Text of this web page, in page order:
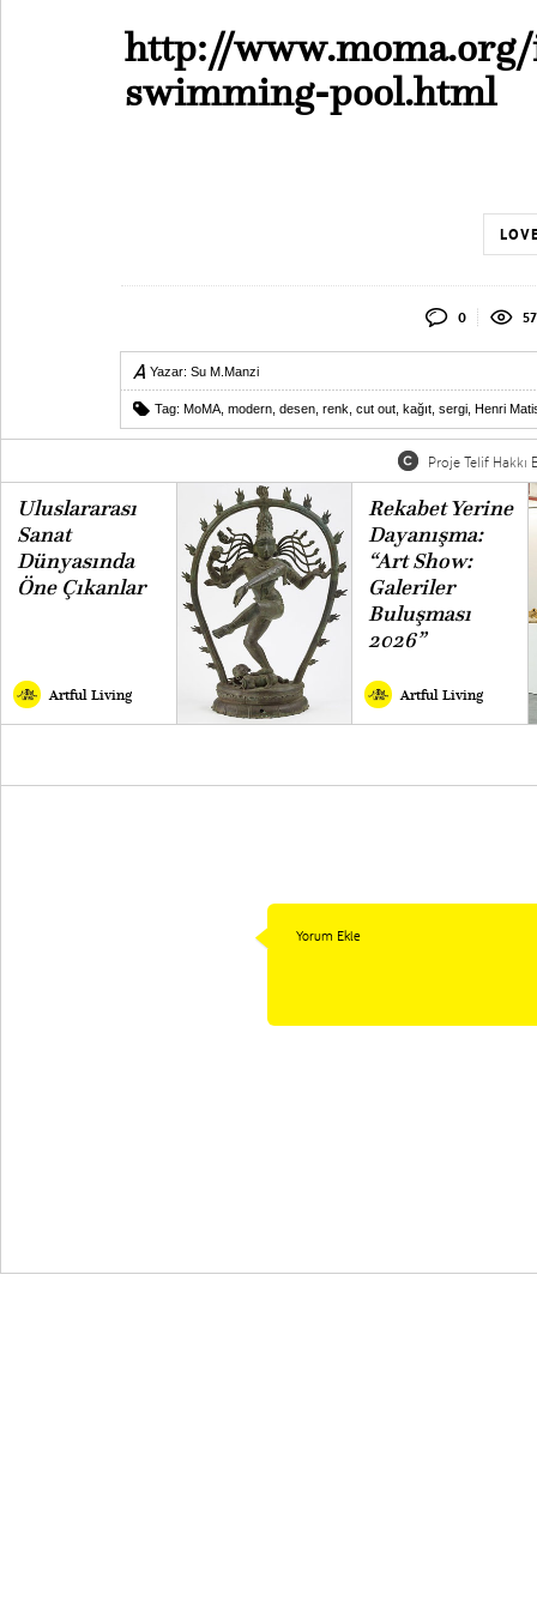
http://
swimming-pool.html
0
Yazar: Su M.Manzi
Tag: MoMA modern desen renk cut out kağıt sergi Henri
Proje Telif Hakkı
Uluslararası
Sanat
Dünyasında
Öne Çıkanlar
Artful Living
Rekabet Yerine
Dayanışma:
“Art Show:
Galeriler
Buluşması
2026”
Artful Living